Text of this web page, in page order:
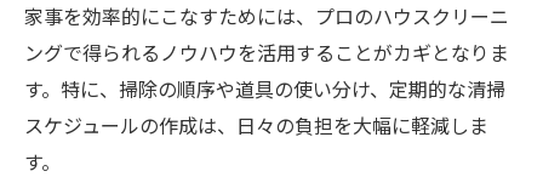
家事を効率的にこなすためには、プロのハウスクリーニ
ングで得られるノウハウを活用することがカギとなりま
す。特に、掃除の順序や道具の使い分け、定期的な清掃
スケジュールの作成は、日々の負担を大幅に軽減しま
す。